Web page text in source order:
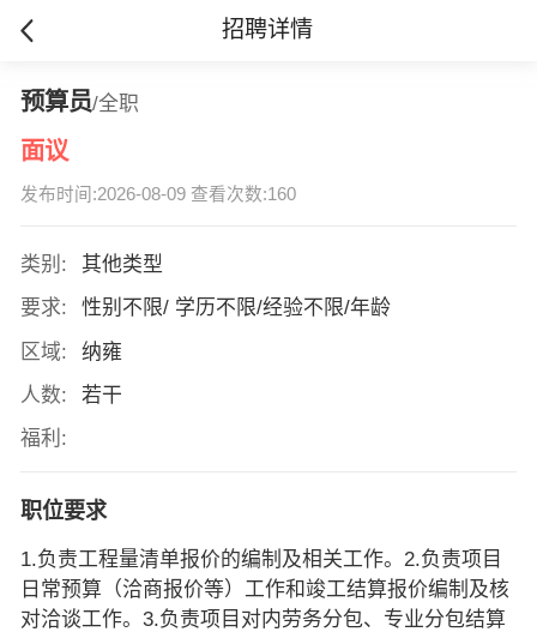
招聘详情
预算员/全职
面议
发布时间:2026-08-09 查看次数:160
类别:
其他类型
要求:
性别不限/ 学历不限/经验不限/年龄
区域:
纳雍
人数:
若干
福利:
职位要求
1.负责工程量清单报价的编制及相关工作。2.负责项目
日常预算（洽商报价等）工作和竣工结算报价编制及核
对洽谈工作。3.负责项目对内劳务分包、专业分包结算